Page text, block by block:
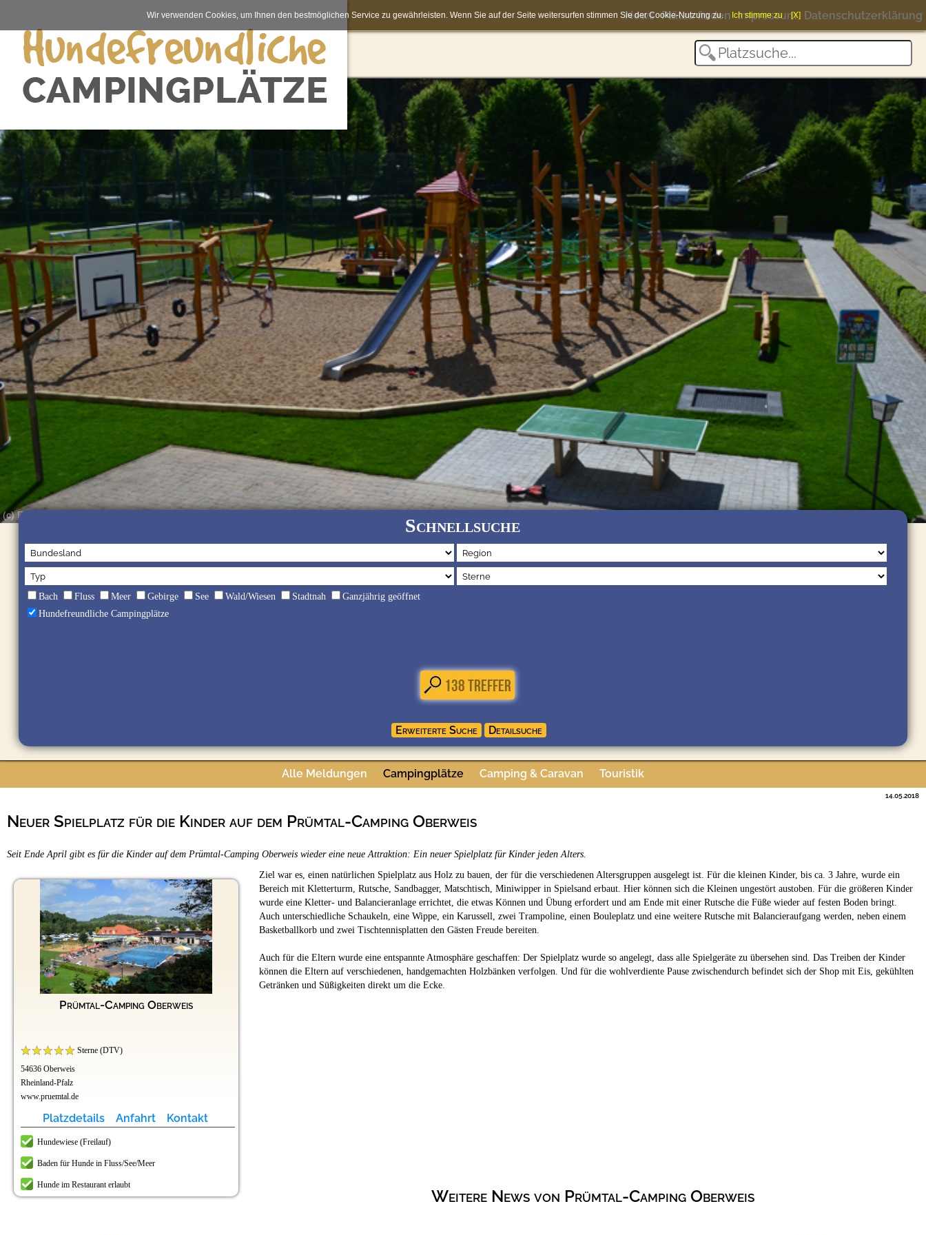
News Plätze finden Impressum Datenschutzerklärung
(c) Prümtal-Camping Oberweis Schnellsuche
Bach Fluss Meer Gebirge See Wald/Wiesen Stadtnah
Ganzjährig geöffnet
Hundefreundliche Campingplätze
Alle Meldungen Campingplätze Camping & Caravan Touristik
Neuer Spielplatz für die Kinder auf dem Prümtal-Camping Oberweis
14.05.2018
Seit Ende April gibt es für die Kinder auf dem Prümtal-Camping Oberweis wieder eine neue Attraktion: Ein neuer Spielplatz für Kinder jeden Alters.
Prümtal-Camping Oberweis
Sterne (DTV)
54636 Oberweis
Rheinland-Pfalz
www.pruemtal.de
Platzdetails Anfahrt Kontakt
Hundewiese (Freilauf)
Baden für Hunde in Fluss/See/Meer
Hunde im Restaurant erlaubt
Ziel war es, einen natürlichen Spielplatz aus Holz zu bauen, der für die verschiedenen Altersgruppen ausgelegt ist. Für die kleinen Kinder, bis ca. 3 Jahre, wurde ein
Bereich mit Kletterturm, Rutsche, Sandbagger, Matschtisch, Miniwipper in Spielsand erbaut. Hier können sich die Kleinen ungestört austoben. Für die größeren Kinder
wurde eine Kletter- und Balancieranlage errichtet, die etwas Können und Übung erfordert und am Ende mit einer Rutsche die Füße wieder auf festen Boden bringt.
Auch unterschiedliche Schaukeln, eine Wippe, ein Karussell, zwei Trampoline, einen Bouleplatz und eine weitere Rutsche mit Balancieraufgang werden, neben einem
Basketballkorb und zwei Tischtennisplatten den Gästen Freude bereiten.
Auch für die Eltern wurde eine entspannte Atmosphäre geschaffen: Der Spielplatz wurde so angelegt, dass alle Spielgeräte zu übersehen sind. Das Treiben der Kinder
können die Eltern auf verschiedenen, handgemachten Holzbänken verfolgen. Und für die wohlverdiente Pause zwischendurch befindet sich der Shop mit Eis, gekühlten
Getränken und Süßigkeiten direkt um die Ecke.
Weitere News von Prümtal-Camping Oberweis
Wir verwenden Cookies, um Ihnen den bestmöglichen Service zu gewährleisten. Wenn Sie auf der Seite weitersurfen stimmen Sie der Cookie-Nutzung zu. Ich stimme zu [X]